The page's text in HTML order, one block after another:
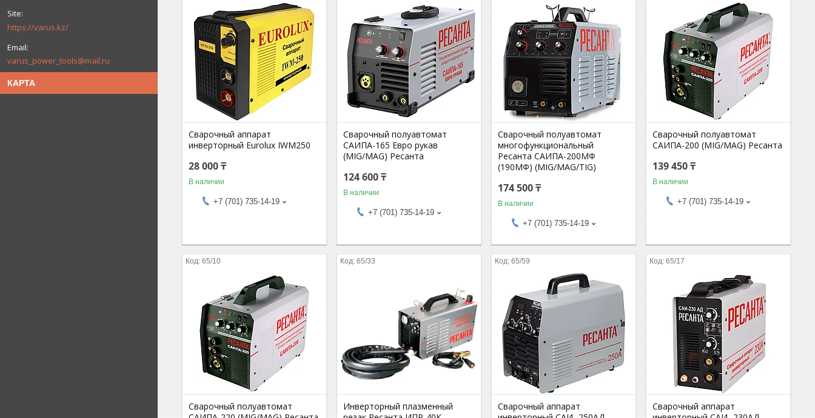
https://varus.kz/
varus_power_tools@mail.ru
КАРТА
Сварочный аппарат
инверторный Eurolux IWM250
28 000 ₸
В наличии
+7 (701) 735-14-19
Сварочный полуавтомат
САИПА-165 Евро рукав
(MIG/MAG) Ресанта
124 600 ₸
В наличии
+7 (701) 735-14-19
Сварочный полуавтомат
многофункциональный
Ресанта САИПА-200МФ
(190МФ) (MIG/MAG/TIG)
174 500 ₸
В наличии
+7 (701) 735-14-19
Сварочный полуавтомат
САИПА-200 (MIG/MAG) Ресанта
139 450 ₸
В наличии
+7 (701) 735-14-19
65/10
Сварочный полуавтомат
65/33
Инверторный плазменный
65/59
Сварочный аппарат
65/17
Сварочный аппарат